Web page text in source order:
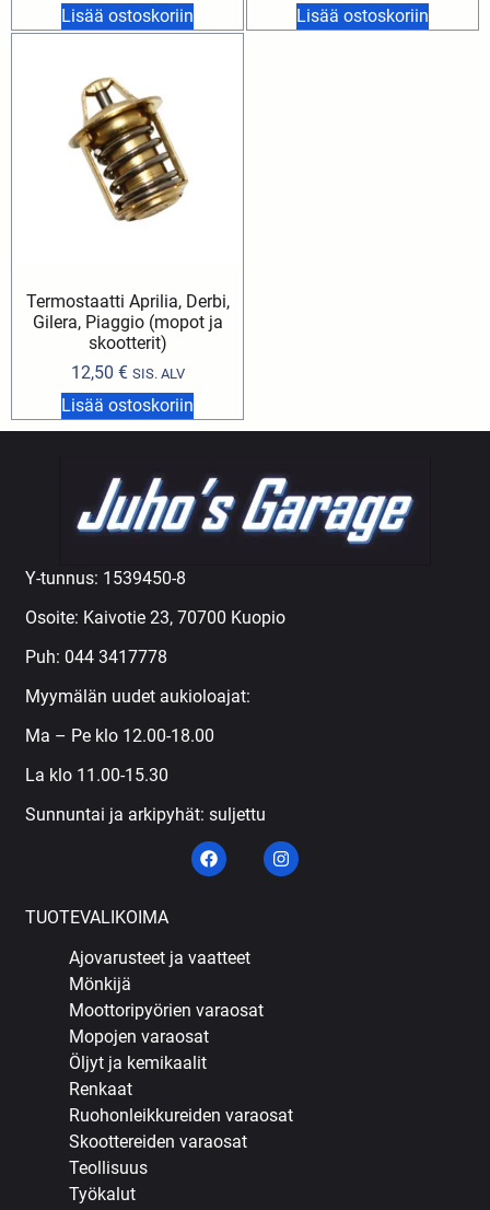
Lisää ostoskoriin Lisää ostoskoriin
Termostaatti Aprilia, Derbi,
Gilera, Piaggio (mopot ja
skootterit)
12,50 € SIS. ALV
Lisää ostoskoriin
Y-tunnus: 1539450-8
Osoite: Kaivotie 23, 70700 Kuopio
Puh: 044 3417778
Myymälän uudet aukioloajat:
Ma – Pe klo 12.00-18.00
La klo 11.00-15.30
Sunnuntai ja arkipyhät: suljettu
TUOTEVALIKOIMA
Ajovarusteet ja vaatteet
Mönkijä
Moottoripyörien varaosat
Mopojen varaosat
Öljyt ja kemikaalit
Renkaat
Ruohonleikkureiden varaosat
Skoottereiden varaosat
Teollisuus
Työkalut